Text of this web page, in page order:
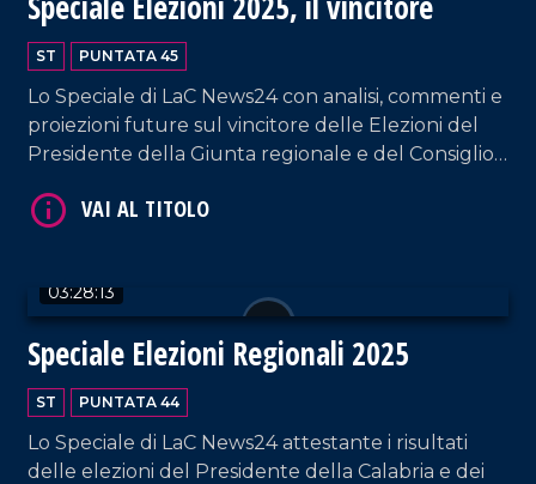
ST PUNTATA 45
Lo Speciale di LaC News24 con analisi, commenti e
proiezioni future sul vincitore delle Elezioni del
Presidente della Giunta regionale e del Consiglio
03:28:13
Speciale Elezioni Regionali 2025
ST PUNTATA 44
Lo Speciale di LaC News24 attestante i risultati
delle elezioni del Presidente della Calabria e dei
VAI AL TITOLO